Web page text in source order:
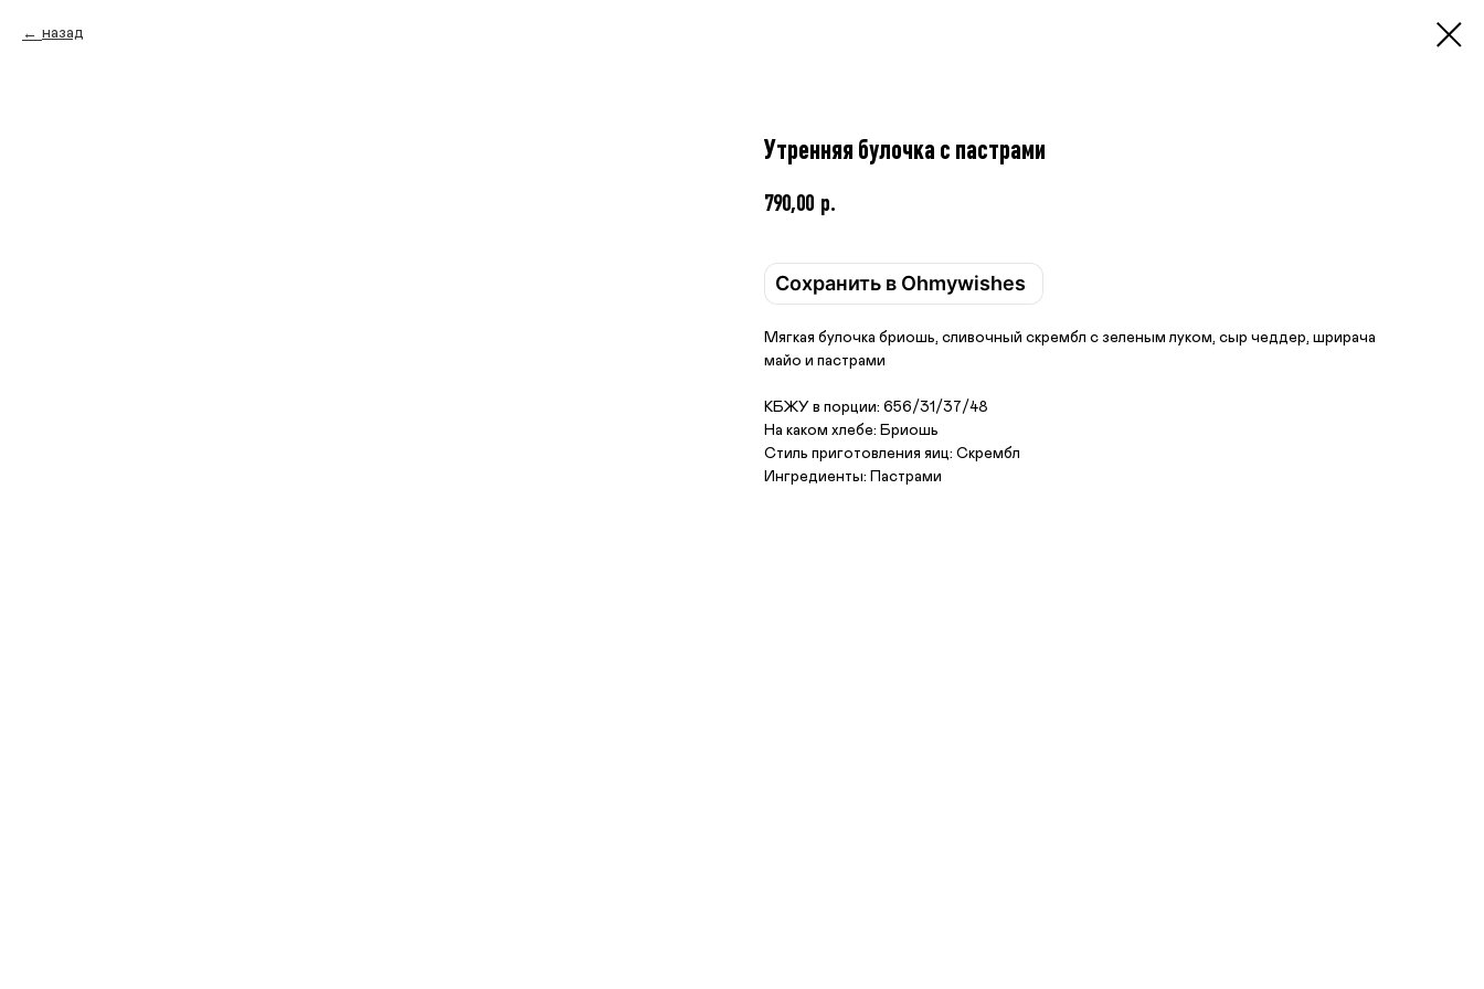
назад
Утренняя булочка с пастрами
790,00 р.
Сохранить в Ohmywishes
Мягкая булочка бриошь, сливочный скрембл с зеленым луком, сыр чеддер, шрирача
майо и пастрами
КБЖУ в порции: 656/31/37/48
На каком хлебе: Бриошь
Стиль приготовления яиц: Скрембл
Ингредиенты: Пастрами